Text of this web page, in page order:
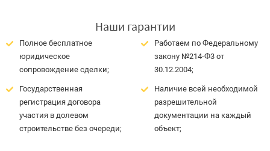
Наши гарантии
Полное бесплатное
юридическое
сопровождение сделки;
Государственная
регистрация договора
участия в долевом
строительстве без очереди;
Работаем по Федеральному
закону №214-Ф3 от
30.12.2004;
Наличие всей необходимой
разрешительной
документации на каждый
объект;